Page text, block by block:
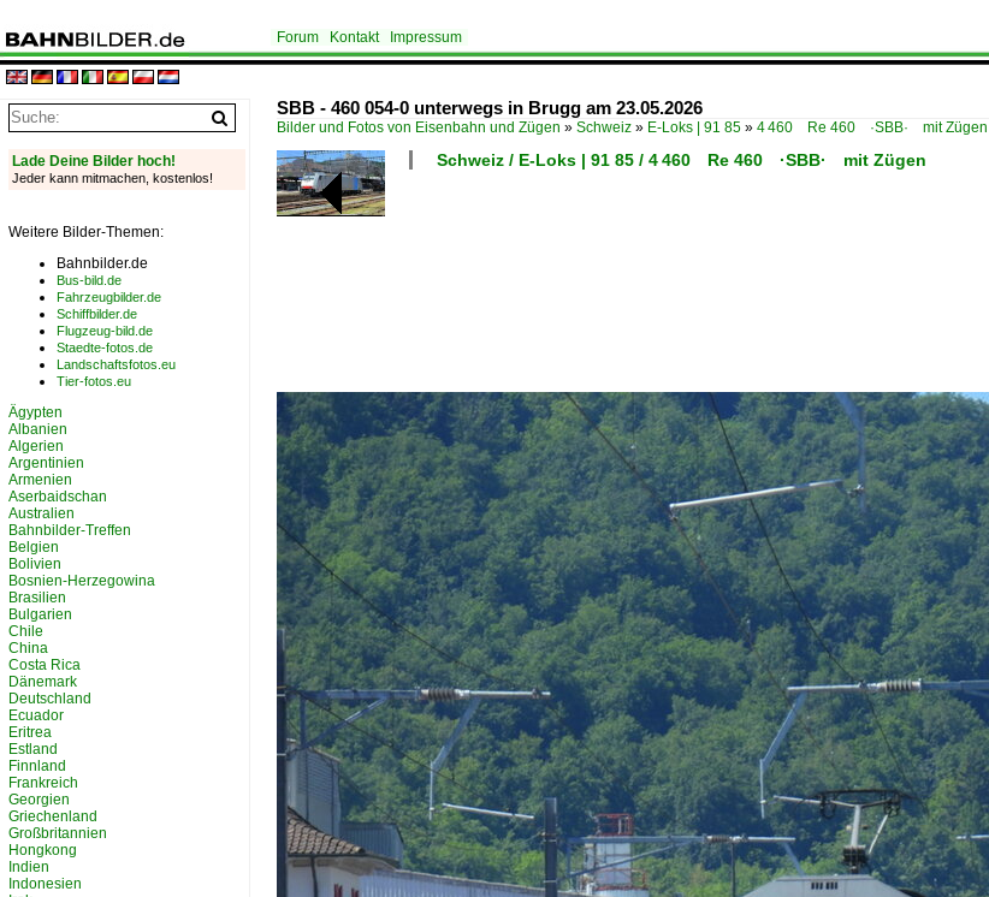
Forum Kontakt Impressum
SBB - 460 054-0 unterwegs in Brugg am 23.05.2026
Bilder und Fotos von Eisenbahn und Zügen » Schweiz » E-Loks | 91 85 » 4 460 Re 460 ·SBB· mit Zügen
Schweiz / E-Loks | 91 85 / 4 460 Re 460 ·SBB· mit Zügen
Lade Deine Bilder hoch!
Jeder kann mitmachen, kostenlos!
Weitere Bilder-Themen:
Bahnbilder.de
Bus-bild.de
Fahrzeugbilder.de
Schiffbilder.de
Flugzeug-bild.de
Staedte-fotos.de
Landschaftsfotos.eu
Tier-fotos.eu
Ägypten
Albanien
Algerien
Argentinien
Armenien
Aserbaidschan
Australien
Bahnbilder-Treffen
Belgien
Bolivien
Bosnien-Herzegowina
Brasilien
Bulgarien
Chile
China
Costa Rica
Dänemark
Deutschland
Ecuador
Eritrea
Estland
Finnland
Frankreich
Georgien
Griechenland
Großbritannien
Hongkong
Indien
Indonesien